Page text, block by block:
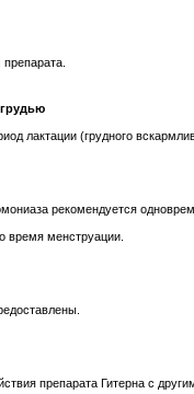
лактации (грудного
рекомендуется
время менструации.
препарата Гитерна с